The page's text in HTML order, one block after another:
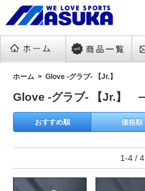
ホーム Glove -グラブ- 【Jr.】
Glove -グラブ- 【Jr.】
おすすめ順 価格順
1-4 / 4